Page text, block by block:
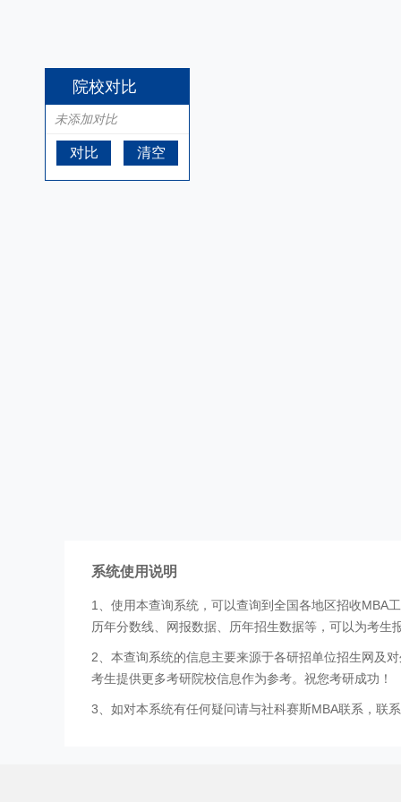
系统使用说明
1、使用本查询系统，可以查询到全国各地区招收MBA
历年分数线、网报数据、历年招生数据等，可以为考生
2、本查询系统的信息主要来源于各研招单位招生网及
考生提供更多考研院校信息作为参考。祝您考研成功！
3、如对本系统有任何疑问请与社科赛斯MBA联系，联
院校对比
未添加对比
对比 清空